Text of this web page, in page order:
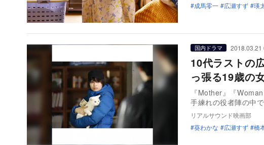
成馬零一
広瀬すず 瑛
国内ドラマ 2018.03.21
10代ラストの
っ張る19歳の
『Mother』『
手練れの役者陣の中
リアルサウンド映画部
葵わかな
広瀬すず 橋